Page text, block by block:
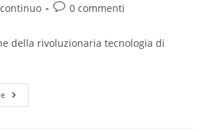
0 commenti
della rivoluzionaria tecnologia di